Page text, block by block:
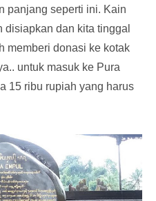
panjang seperti ini. Kain
dan kita tinggal
memberi donasi ke kotak
untuk masuk ke Pura
15 ribu rupiah yang harus